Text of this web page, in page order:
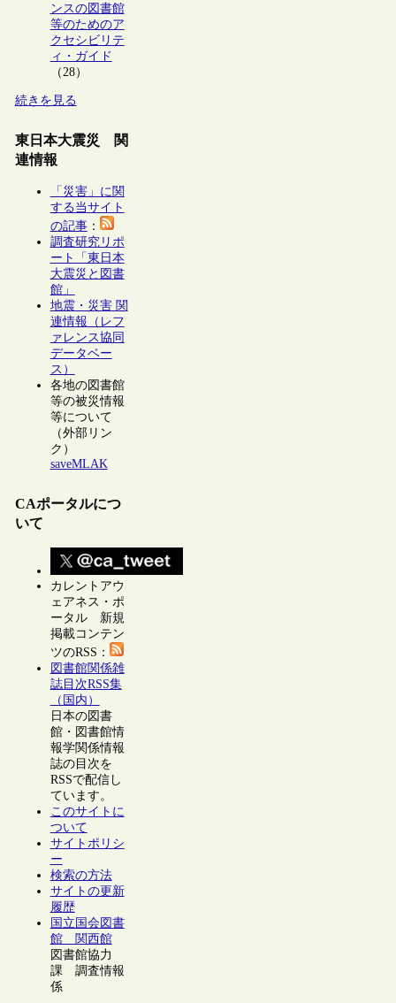
ンスの図書館
等のためのア
クセシビリテ
ィ・ガイド
（28）
続きを見る
東日本大震災 関
連情報
「災害」に関
する当サイト
の記事：
調査研究リポ
ート「東日本
大震災と図書
館」
地震・災害 関
連情報（レフ
ァレンス協同
データベー
ス）
各地の図書館
等の被災情報
等について
（外部リン
ク）
saveMLAK
CAポータルにつ
いて
カレントアウ
ェアネス・ポ
ータル 新規
掲載コンテン
ツのRSS：
図書館関係雑
誌目次RSS集
（国内）
日本の図書
館・図書館情
報学関係情報
誌の目次を
RSSで配信し
ています。
このサイトに
ついて
サイトポリシ
ー
検索の方法
サイトの更新
履歴
国立国会図書
館 関西館
図書館協力
課 調査情報
係